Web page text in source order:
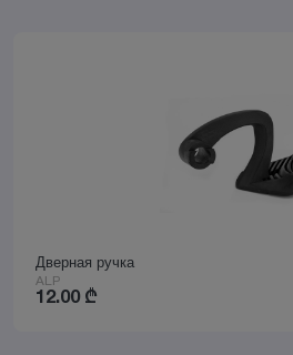
Дверная ручка
ALP
12.00 ₾